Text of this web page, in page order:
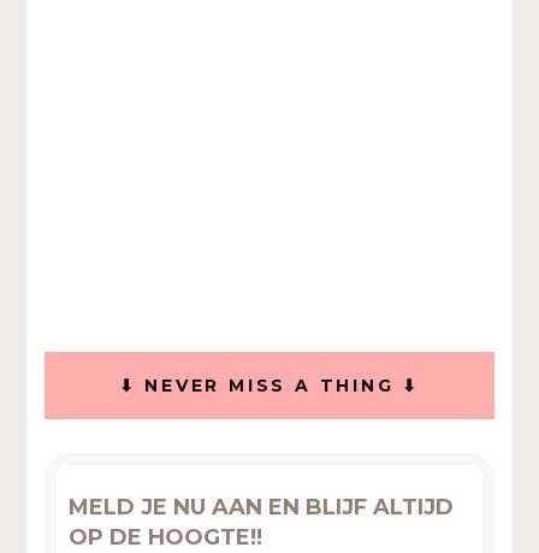
⬇ NEVER MISS A THING ⬇
MELD JE NU AAN EN BLIJF ALTIJD
OP DE HOOGTE!!